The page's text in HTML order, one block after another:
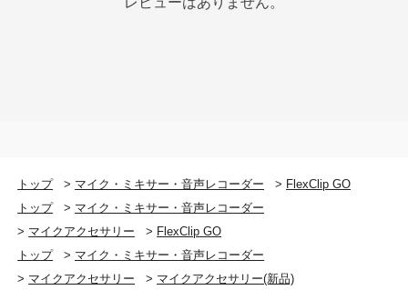
トップ > マイク・ミキサー・音声レコーダー > FlexClip GO
トップ
> マイク・ミキサー・音声レコーダー
> マイクアクセサリー > FlexClip GO
トップ
> マイク・ミキサー・音声レコーダー
> マイクアクセサリー > マイクアクセサリー(新品)